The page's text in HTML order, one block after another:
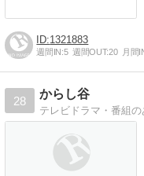
1321883
週間IN:5 週間OUT:20 月間
28
からし谷